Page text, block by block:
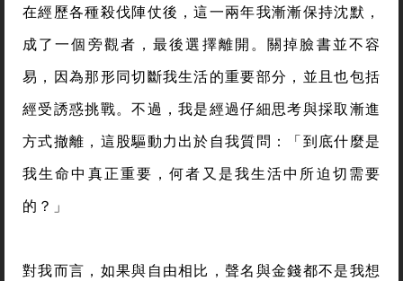
在經歷各種殺伐陣仗後，這一兩年我漸漸保持沈默，
成了一個旁觀者，最後選擇離開。關掉臉書並不容
易，因為那形同切斷我生活的重要部分，並且也包括
經受誘惑挑戰。不過，我是經過仔細思考與採取漸進
方式撤離，這股驅動力出於自我質問：「到底什麼是
我生命中真正重要，何者又是我生活中所迫切需要
的？」
對我而言，如果與自由相比，聲名與金錢都不是我想